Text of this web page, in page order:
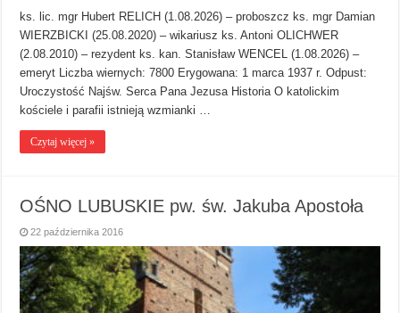
ks. lic. mgr Hubert RELICH (1.08.2026) – proboszcz ks. mgr Damian
WIERZBICKI (25.08.2020) – wikariusz ks. Antoni OLICHWER
(2.08.2010) – rezydent ks. kan. Stanisław WENCEL (1.08.2026) –
emeryt Liczba wiernych: 7800 Erygowana: 1 marca 1937 r. Odpust:
Uroczystość Najśw. Serca Pana Jezusa Historia O katolickim
kościele i parafii istnieją wzmianki …
Czytaj więcej »
OŚNO LUBUSKIE pw. św. Jakuba Apostoła
22 października 2016